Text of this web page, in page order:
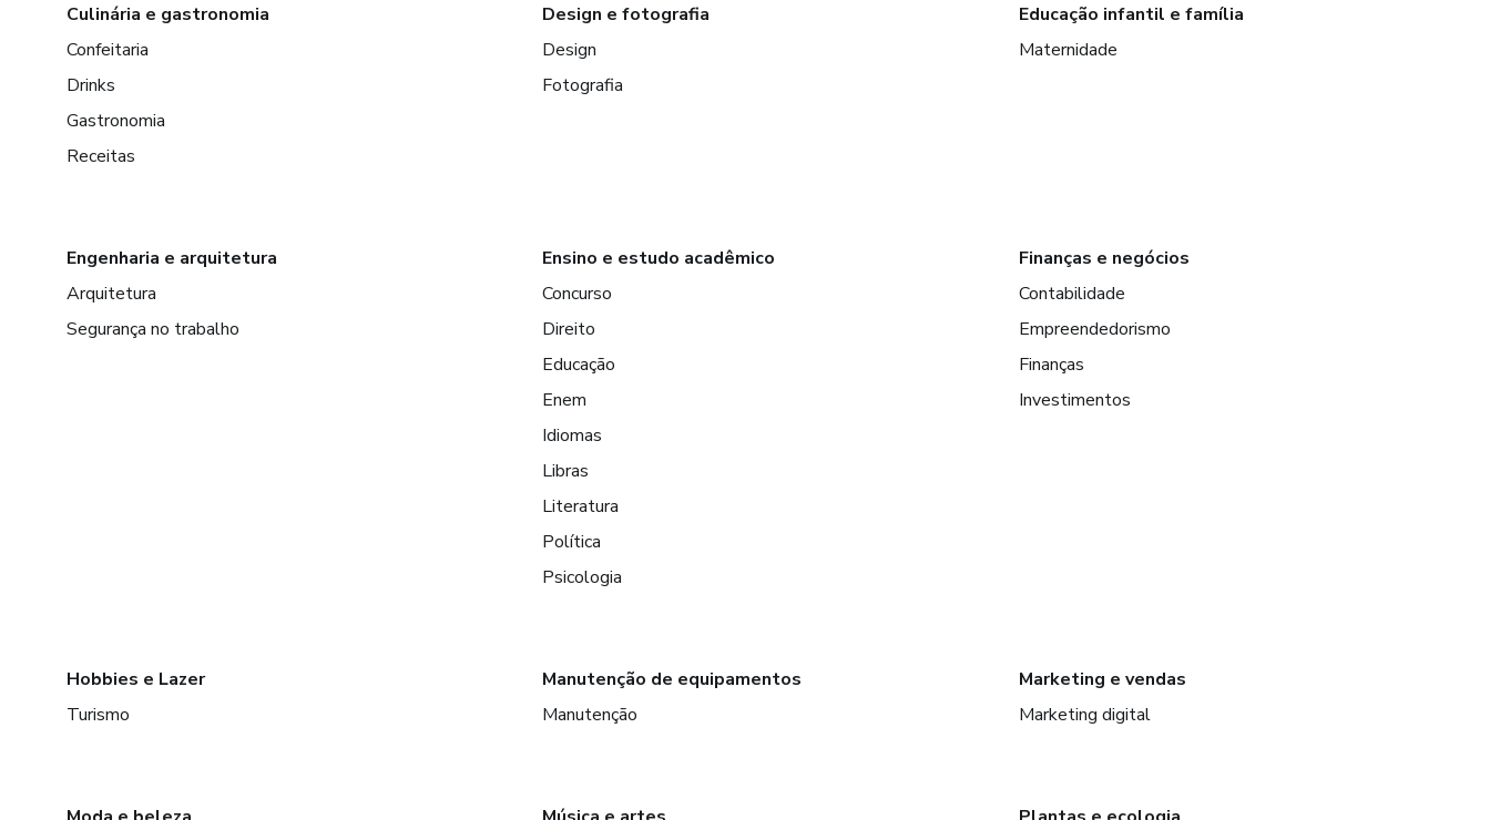
Culinária e gastronomia
Confeitaria
Drinks
Gastronomia
Receitas
Design e fotografia
Design
Fotografia
Educação infantil e família
Maternidade
Engenharia e arquitetura
Arquitetura
Segurança no trabalho
Ensino e estudo acadêmico
Concurso
Direito
Educação
Enem
Idiomas
Libras
Literatura
Política
Psicologia
Finanças e negócios
Contabilidade
Empreendedorismo
Finanças
Investimentos
Hobbies e Lazer
Turismo
Manutenção de equipamentos
Manutenção
Marketing e vendas
Marketing digital